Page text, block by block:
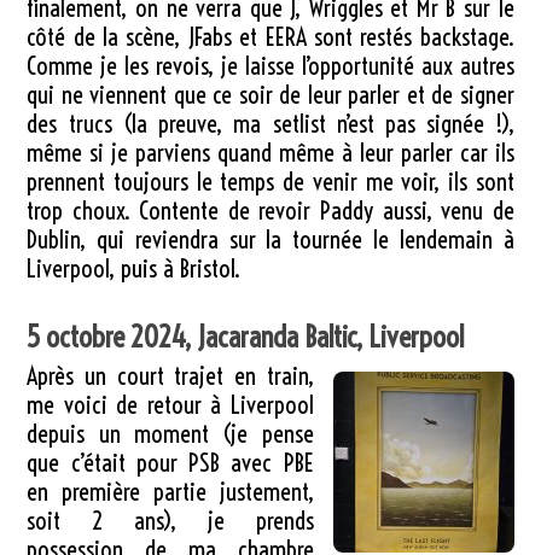
finalement, on ne verra que J, Wriggles et Mr B sur le
côté de la scène, JFabs et EERA sont restés backstage.
Comme je les revois, je laisse l’opportunité aux autres
qui ne viennent que ce soir de leur parler et de signer
des trucs (la preuve, ma setlist n’est pas signée !),
même si je parviens quand même à leur parler car ils
prennent toujours le temps de venir me voir, ils sont
trop choux. Contente de revoir Paddy aussi, venu de
Dublin, qui reviendra sur la tournée le lendemain à
Liverpool, puis à Bristol.
5 octobre 2024, Jacaranda Baltic, Liverpool
Après un court trajet en train,
me voici de retour à Liverpool
depuis un moment (je pense
que c’était pour PSB avec PBE
en première partie justement,
soit 2 ans), je prends